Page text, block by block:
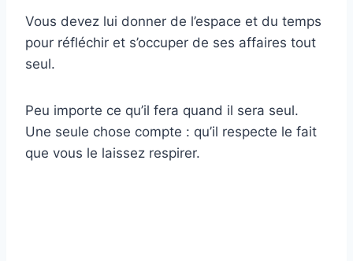
Vous devez lui donner de l’espace et du temps
pour réfléchir et s’occuper de ses affaires tout
seul.
Peu importe ce qu’il fera quand il sera seul.
Une seule chose compte : qu’il respecte le fait
que vous le laissez respirer.